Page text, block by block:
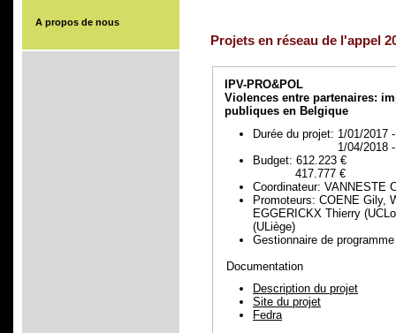
A propos de nous
Projets en réseau de l'appel
IPV-PRO&POL
Violences entre partenaires:
publiques en Belgique
Durée du projet: 1/01/2017
1/04/2018 - 15/
Budget: 612.223 €
417.777 €
Coordinateur: VANNESTE
Promoteurs: COENE Gily,
EGGERICKX Thierry
(ULiège)
Gestionnaire de
Documentation
Description du projet
Site du projet
Fedra